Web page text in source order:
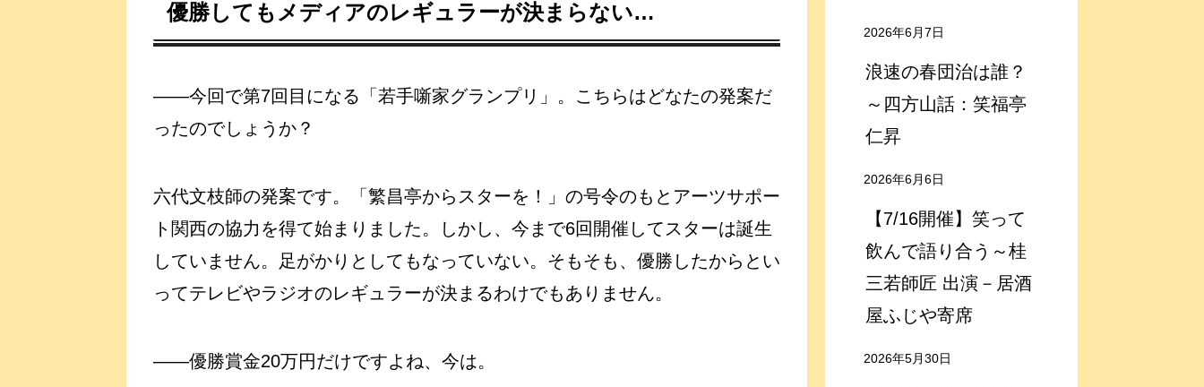
優勝してもメディアのレギュラーが決まらない…
――今回で第7回目になる「若手噺家グランプリ」。こちらはどなたの発案だ
ったのでしょうか？
六代文枝師の発案です。「繁昌亭からスターを！」の号令のもとアーツサポー
ト関西の協力を得て始まりました。しかし、今まで6回開催してスターは誕生
していません。足がかりとしてもなっていない。そもそも、優勝したからとい
ってテレビやラジオのレギュラーが決まるわけでもありません。
――優勝賞金20万円だけですよね、今は。
2026年6月7日
浪速の春団治は誰？
～四方山話：笑福亭
仁昇
2026年6月6日
【7/16開催】笑って
飲んで語り合う～桂
三若師匠 出演－居酒
屋ふじや寄席
2026年5月30日